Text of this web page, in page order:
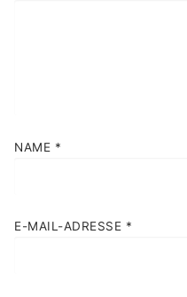
NAME *
E-MAIL-ADRESSE *